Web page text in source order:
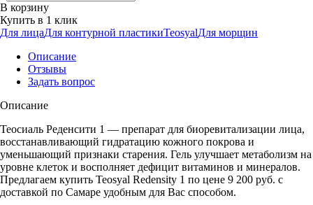
В корзину
Купить в 1 клик
Для лицаДля контурной пластикиTeosyalДля морщин
Описание
Отзывы
Задать вопрос
Описание
Теосиаль Реденсити 1 — препарат для биоревитализации лица,
восстанавливающий гидратацию кожного покрова и
уменьшающий признаки старения. Гель улучшает метаболизм на
уровне клеток и восполняет дефицит витаминов и минералов.
Предлагаем купить Teosyal Redensity 1 по цене 9 200 руб. с
доставкой по Самаре удобным для Вас способом.